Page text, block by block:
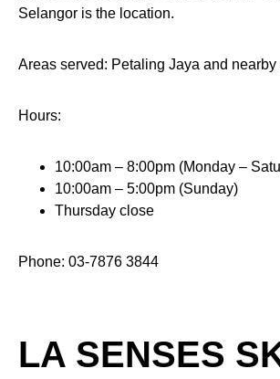
Selangor is the location.
Areas served: Petaling Jaya and nearby
Hours:
10:00am – 8:00pm (Monday –
10:00am – 5:00pm (Sunday)
Thursday close
Phone: 03-7876 3844
LA SENSES